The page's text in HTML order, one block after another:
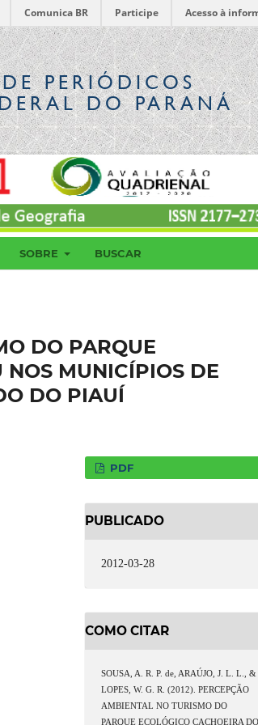
Comunica BR Participe Acesso à
PERIÓDICOS
DO PARANÁ
SOBRE BUSCAR
DO PARQUE
NOS MUNICÍPIOS DE
DO PIAUÍ
PDF
PUBLICADO
2012-03-28
COMO CITAR
SOUSA, A. R. P. de, ARAÚJO, J. L. L., &
LOPES, W. G. R. (2012). PERCEPÇÃO
AMBIENTAL NO TURISMO DO
PARQUE ECOLÓGICO CACHOEIRA DO